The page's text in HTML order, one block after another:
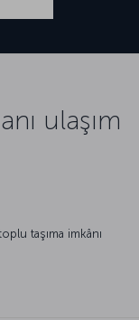
ulaşım
taşıma imkânı